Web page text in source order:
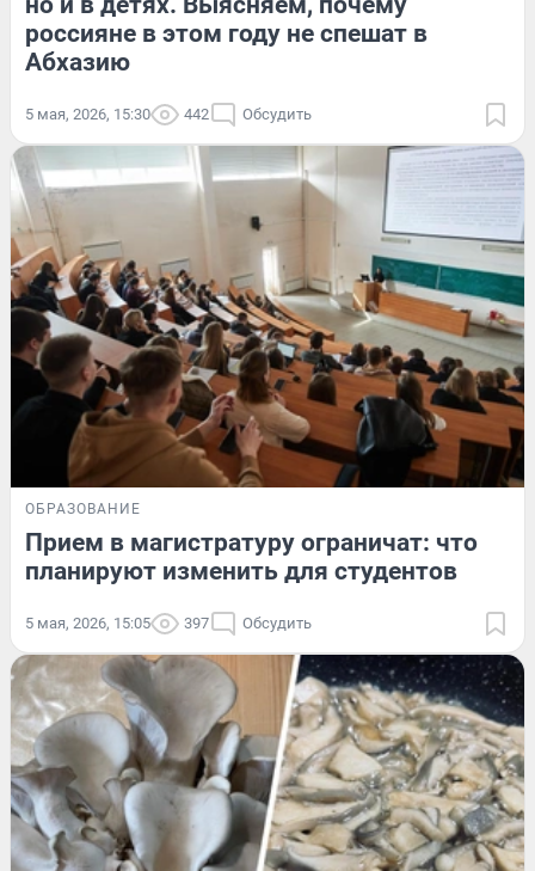
россияне в этом году не спешат в
Абхазию
5 мая, 2026, 15:30 442 Обсудить
ОБРАЗОВАНИЕ
Прием в магистратуру ограничат: что
планируют изменить для студентов
5 мая, 2026, 15:05 397 Обсудить